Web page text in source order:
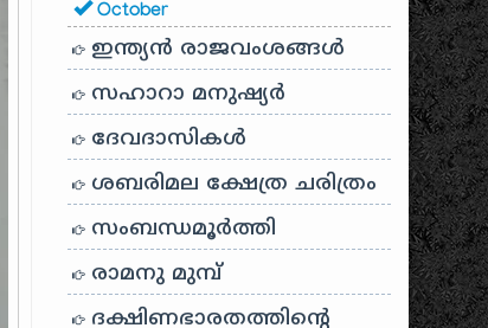
October
ഇന്ത്യൻ രാജവംശങ്ങൾ
സഹാറാ മനുഷ്യർ
ദേവദാസികൾ
ശബരിമല ക്ഷേത്ര ചരിത്രം
സംബന്ധമൂർത്തി
രാമനു മുമ്പ്
ദക്ഷിണഭാരതത്തിൻ്റെ